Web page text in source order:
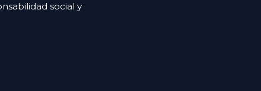
social y